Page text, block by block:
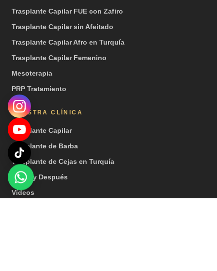
Trasplante Capilar FUE con Zafiro
Trasplante Capilar sin Afeitado
Trasplante Capilar Afro en Turquía
Trasplante Capilar Femenino
Mesoterapia
PRP Tratamiento
NUESTRA CLÍNICA
Trasplante Capilar
Trasplante de Barba
Trasplante de Cejas en Turquía
Antes y Después
Vídeos